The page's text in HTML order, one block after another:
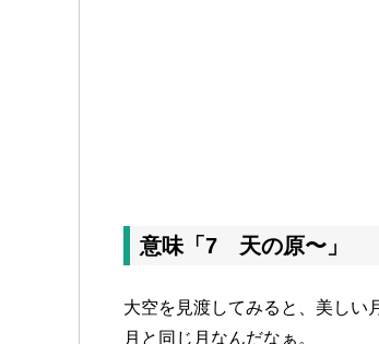
意味「7 天の原〜」
大空を見渡してみると、美しい
月と同じ月なんだなぁ。